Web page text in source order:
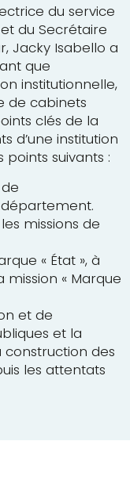
du service
du Secrétaire
Jacky Isabello a
que
institutionnelle,
de cabinets
clés de la
d’une institution
points suivants :
missions de
« État », à
mission « Marque
et de
et la
des
les attentats